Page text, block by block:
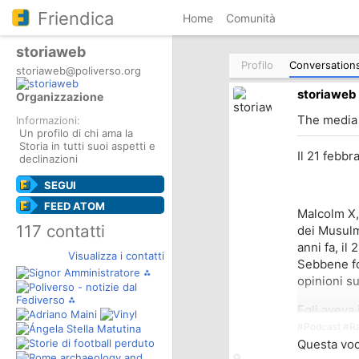
Friendica Home Comunità
storiaweb
storiaweb@poliverso.org
Organizzazione
Informazioni:
Un profilo di chi ama la
Storia in tutti suoi aspetti e
declinazioni
SEGUI
FEED ATOM
117 contatti
Visualizza i contatti
Profilo
storiaweb
The
Il 21
Malcolm
dei
anni fa, il
Sebbene
opinioni
Egli
volontà
Durante
Questa